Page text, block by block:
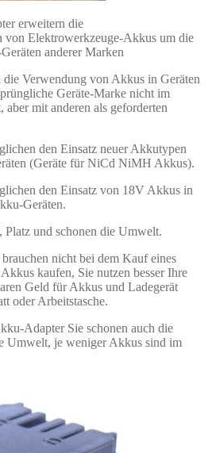
erweitern die
von Elektrowerkzeuge-Akkus um die
anderer Marken
Verwendung von Akkus in Geräten
Geräte-Marke nicht im
aber mit anderen als geforderten
den Einsatz neuer Akkutypen
(Geräte für NiCd NiMH Akkus).
den Einsatz von 18V Akkus in
Geräten.
und schonen die Umwelt.
nicht bei dem Kauf eines
kaufen, Sie nutzen besser Ihre
Geld für Akkus und Ladegerät
oder Arbeitstasche.
Adapter Sie schonen auch die
Umwelt, je weniger Akkus sind im